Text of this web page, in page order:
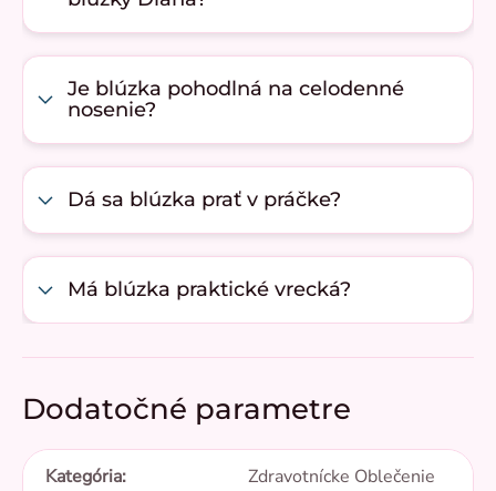
Je blúzka pohodlná na celodenné
nosenie?
Dá sa blúzka prať v práčke?
Má blúzka praktické vrecká?
Dodatočné parametre
Kategória: Zdravotnícke Oblečenie